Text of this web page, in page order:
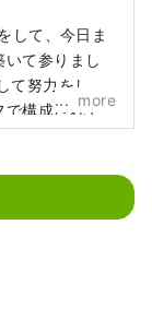
して、今日ま
て参りまし
努力をし続
で構成されて
っかりと向き
品質の良いツ
掲載してま
more